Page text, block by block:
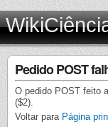
Pedido POST
O pedido POST feito
($2).
Voltar para Página